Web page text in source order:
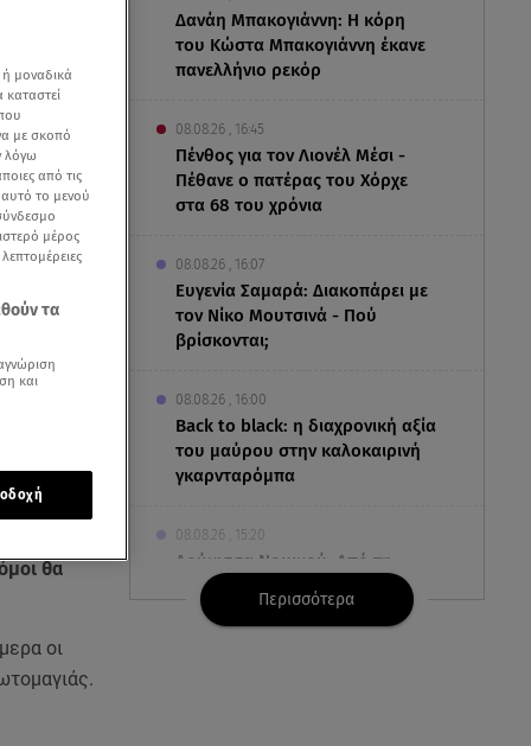
Δανάη Μπακογιάννη: Η κόρη
του Κώστα Μπακογιάννη έκανε
πανελλήνιο ρεκόρ
08.08.26 , 16:45
Πένθος για τον Λιονέλ Μέσι -
Πέθανε ο πατέρας του Χόρχε
στα 68 του χρόνια
08.08.26 , 16:07
Ευγενία Σαμαρά: Διακοπάρει με
τον Νίκο Μουτσινά - Πού
βρίσκονται;
08.08.26 , 16:00
Back to black: η διαχρονική αξία
του μαύρου στην καλοκαιρινή
γκαρνταρόμπα
08.08.26 , 15:20
Δούκισσα Νομικού: Από τη
Μύκονο «πετάχτηκε» στη
Γαλλική Πολυνησία!
Περισσότερα
Star
θα
οι
μοναδικά
με σκοπό
λόγω
από τις
αυτό το μενού
μέρος
τα
και